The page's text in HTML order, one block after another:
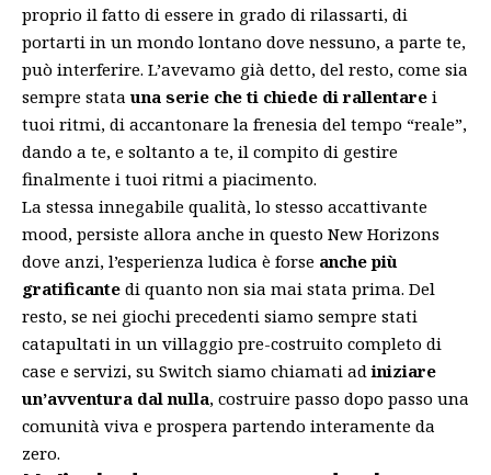
proprio il fatto di essere in grado di rilassarti, di
portarti in un mondo lontano dove nessuno, a parte te,
può interferire. L’avevamo già detto, del resto, come sia
sempre stata una serie che ti chiede di rallentare i
tuoi ritmi, di accantonare la frenesia del tempo “reale”,
dando a te, e soltanto a te, il compito di gestire
finalmente i tuoi ritmi a piacimento.
La stessa innegabile qualità, lo stesso accattivante
mood, persiste allora anche in questo New Horizons
dove anzi, l’esperienza ludica è forse anche più
gratificante di quanto non sia mai stata prima. Del
resto, se nei giochi precedenti siamo sempre stati
catapultati in un villaggio pre-costruito completo di
case e servizi, su Switch siamo chiamati adiniziare
un’avventura dal nulla, costruire passo dopo passo una
comunità viva e prospera partendo interamente da
zero.